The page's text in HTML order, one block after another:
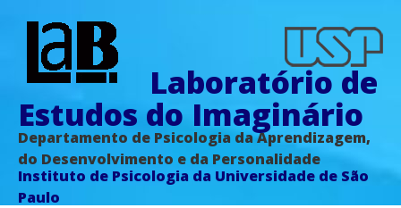
Laboratório de
Estudos do Imaginário
Departamento de Psicologia da Aprendizagem,
do Desenvolvimento e da Personalidade
Instituto de Psicologia da Universidade de São
Paulo